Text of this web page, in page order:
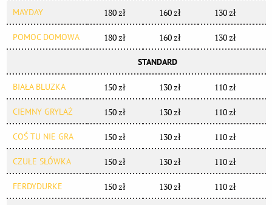
MAYDAY 180 zł 160 zł 130 zł
POMOC DOMOWA 180 zł 160 zł 130 zł
STANDARD
BIAŁA BLUZKA 150 zł 130 zł 110 zł
CIEMNY GRYLAŻ 150 zł 130 zł 110 zł
COŚ TU NIE GRA 150 zł 130 zł 110 zł
CZUŁE SŁÓWKA 150 zł 130 zł 110 zł
FERDYDURKE 150 zł 130 zł 110 zł